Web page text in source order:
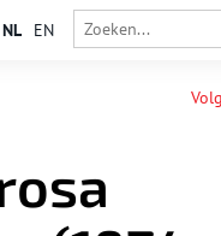
NL EN